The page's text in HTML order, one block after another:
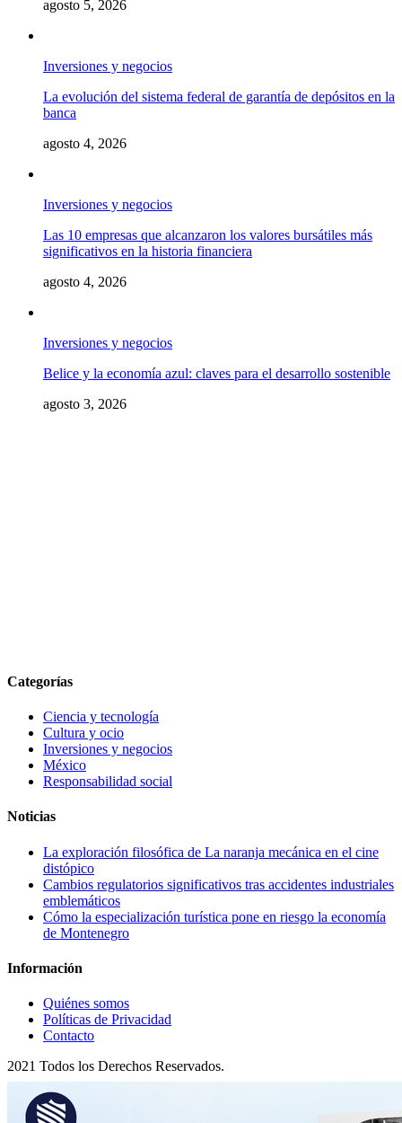
agosto 5, 2026
Inversiones y negocios
La evolución del sistema federal de garantía de depósitos en la
banca
agosto 4, 2026
Inversiones y negocios
Las 10 empresas que alcanzaron los valores bursátiles más
significativos en la historia financiera
agosto 4, 2026
Inversiones y negocios
Belice y la economía azul: claves para el desarrollo sostenible
agosto 3, 2026
Categorías
Ciencia y tecnología
Cultura y ocio
Inversiones y negocios
México
Responsabilidad social
Noticias
La exploración filosófica de La naranja mecánica en el cine
distópico
Cambios regulatorios significativos tras accidentes industriales
emblemáticos
Cómo la especialización turística pone en riesgo la economía
de Montenegro
Información
Quiénes somos
Políticas de Privacidad
Contacto
2021 Todos los Derechos Reservados.